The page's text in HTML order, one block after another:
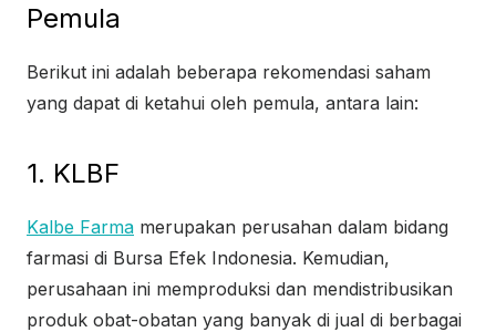
Pemula
Berikut ini adalah beberapa rekomendasi saham
yang dapat di ketahui oleh pemula, antara lain:
1. KLBF
Kalbe Farma merupakan perusahan dalam bidang
farmasi di Bursa Efek Indonesia. Kemudian,
perusahaan ini memproduksi dan mendistribusikan
produk obat-obatan yang banyak di jual di berbagai